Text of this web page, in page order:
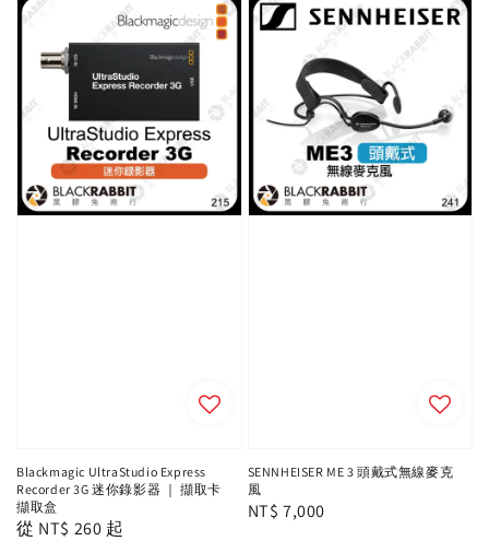
Blackmagic UltraStudio Express
Recorder 3G 迷你錄影器 ｜ 擷取卡
擷取盒
Regular
從 NT$ 260 起
SENNHEISER ME 3 頭戴式無線麥克
風
Regular
NT$ 7,000